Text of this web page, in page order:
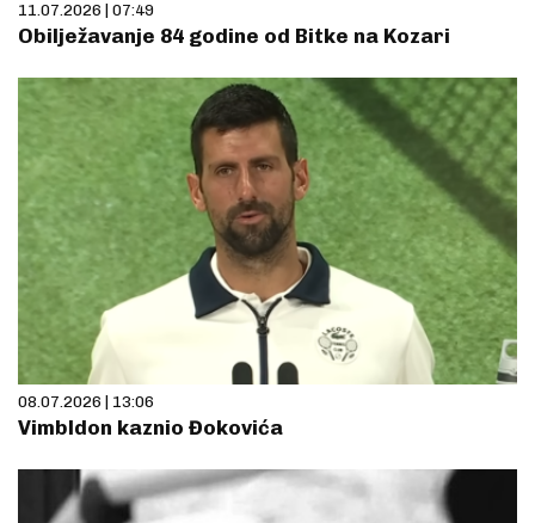
11.07.2026 | 07:49
Obilježavanje 84 godine od Bitke na Kozari
08.07.2026 | 13:06
Vimbldon kaznio Đokovića